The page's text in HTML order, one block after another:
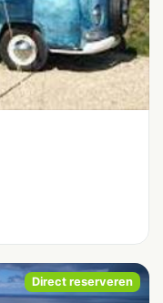
Direct reserveren